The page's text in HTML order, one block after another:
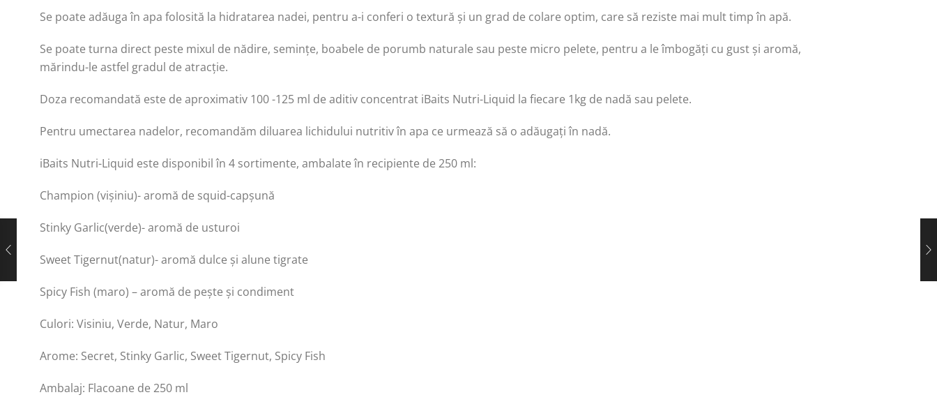
Se poate adăuga în apa folosită la hidratarea nadei, pentru a-i conferi o textură și un grad de colare optim, care să reziste mai mult timp în apă.
Se poate turna direct peste mixul de nădire, semințe, boabele de porumb naturale sau peste micro pelete, pentru a le îmbogăți cu gust și aromă,
mărindu-le astfel gradul de atracție.
Doza recomandată este de aproximativ 100 -125 ml de aditiv concentrat iBaits Nutri-Liquid la fiecare 1kg de nadă sau pelete.
Pentru umectarea nadelor, recomandăm diluarea lichidului nutritiv în apa ce urmează să o adăugați în nadă.
iBaits Nutri-Liquid este disponibil în 4 sortimente, ambalate în recipiente de 250 ml:
Champion (vișiniu)- aromă de squid-capșună
Stinky Garlic(verde)- aromă de usturoi
Sweet Tigernut(natur)- aromă dulce și alune tigrate
Spicy Fish (maro) – aromă de pește și condiment
Culori: Visiniu, Verde, Natur, Maro
Arome: Secret, Stinky Garlic, Sweet Tigernut, Spicy Fish
Ambalaj: Flacoane de 250 ml